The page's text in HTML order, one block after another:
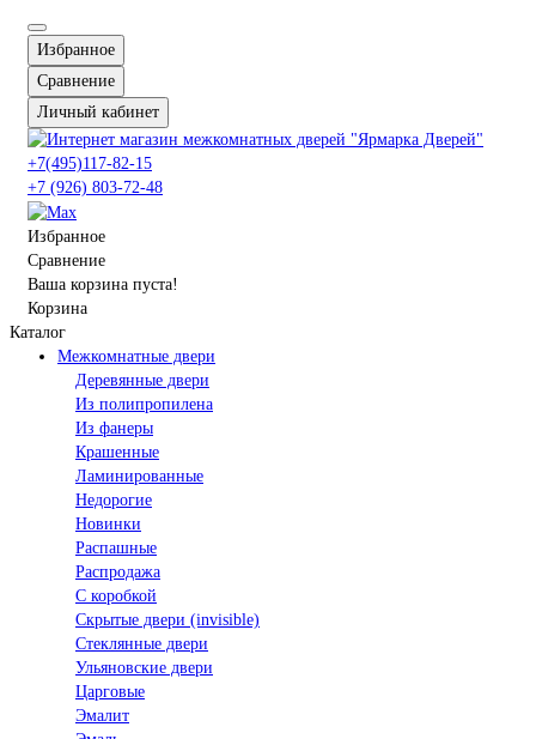
Избранное
Сравнение
Личный кабинет
+7(495)117-82-15
+7 (926) 803-72-48
Избранное
Сравнение
Ваша корзина пуста!
Корзина
Каталог
Межкомнатные двери
Деревянные двери
Из полипропилена
Из фанеры
Крашенные
Ламинированные
Недорогие
Новинки
Распашные
Распродажа
С коробкой
Скрытые двери (invisible)
Стеклянные двери
Ульяновские двери
Царговые
Эмалит